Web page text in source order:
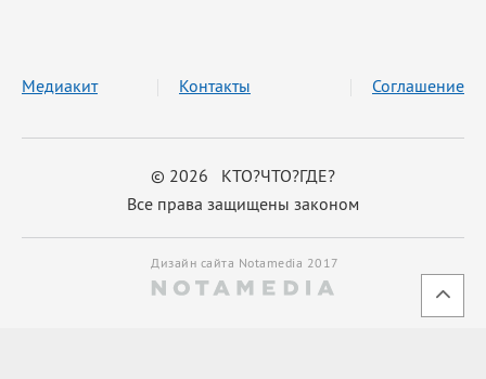
© 2026 КТО?ЧТО?ГДЕ?
Все права защищены законом
Медиакит Контакты Соглашение
Дизайн сайта Notamedia 2017